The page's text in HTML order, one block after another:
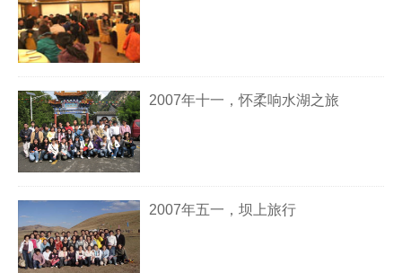
2007年十一，怀柔响水湖之旅
2007年五一，坝上旅行